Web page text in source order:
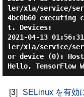
ler/xla/service/
4bc0b60 executing
t. Devices:
2021-04-13
ler/xla/service/
or device (0):
[3] SELinux を有効